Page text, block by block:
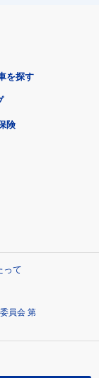
を探す
険
って
員会 第